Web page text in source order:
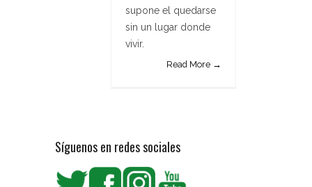
supone el quedarse
sin un lugar donde
vivir.
Read More →
Síguenos en redes sociales